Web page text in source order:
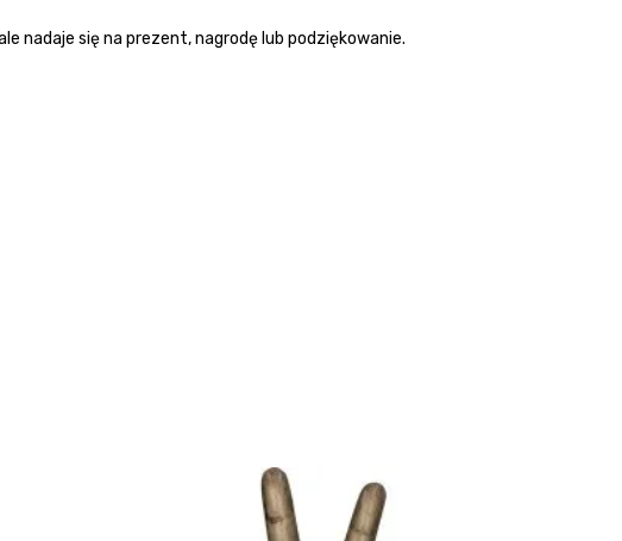
nadaje się na prezent, nagrodę lub podziękowanie.